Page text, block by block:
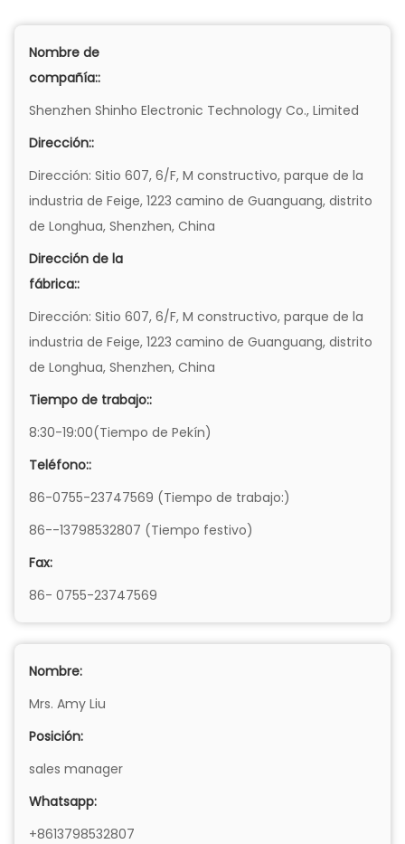
Nombre de
compañía::
Shenzhen Shinho Electronic Technology Co., Limited
Dirección::
Dirección: Sitio 607, 6/F, M constructivo, parque de la
industria de Feige, 1223 camino de Guanguang, distrito
de Longhua, Shenzhen, China
Dirección de la
fábrica::
Dirección: Sitio 607, 6/F, M constructivo, parque de la
industria de Feige, 1223 camino de Guanguang, distrito
de Longhua, Shenzhen, China
Tiempo de trabajo::
8:30-19:00(Tiempo de Pekín)
Teléfono::
86-0755-23747569 (Tiempo de trabajo:)
86--13798532807 (Tiempo festivo)
Fax:
86- 0755-23747569
Nombre:
Mrs. Amy Liu
Posición:
sales manager
Whatsapp:
+8613798532807